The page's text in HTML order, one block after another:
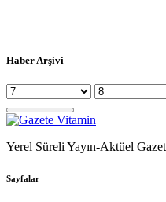
Haber Arşivi
Yerel Süreli Yayın-Aktüel
Sayfalar